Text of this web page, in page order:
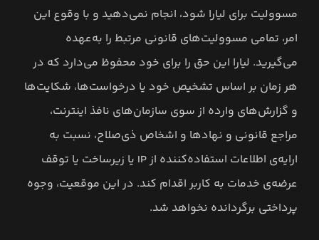
مسوولیت برای لیارا شود، انجام نمی‌دهید و با وقوع این
امر، تمامی مسوولیت‌های قانونی مرتبط را به‌عهده
می‌گیرید. لیارا این حق را برای خود محفوظ می‌دارد که در
هر زمان بر اساس تشخیص خود یا درخواست‌ها، شکایت‌ها
و گزارش‌های وارده از سوی سازمان‌های نافذ اینترنت،
مراجع قانونی و نهادها و اشخاص ذی‌صلاح، نسبت به
ارایه‌ی اطلاعات استفاده‌کننده از IP یا زیرساخت یا توقف
عرضه‌ی خدمات به کاربر اقدام کند. در این موقعیت، وجوه
پرداختی برگردانده نخواهد شد.